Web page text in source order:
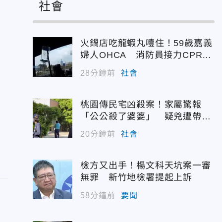
社會
火鍋店吃龍蝦丸噎住！59歲嘉義
婦人OHCA 消防員接力CPR搶
救成功
28分鐘前 社會
桃園傳民宅凶殺案！家屬驚報
「公公殺了婆婆」 疑兇遭帶回
偵訊
20分鐘前 社會
檢方又出手！楊文科天坑案一審
無罪 新竹地檢署提起上訴
58分鐘前 要聞